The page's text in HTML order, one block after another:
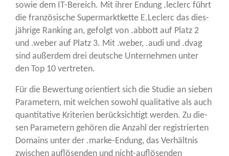
sowie dem IT-Bereich. Mit ihrer Endung .leclerc führt
die fran­zö­si­sche Super­markt­ket­te E.Leclerc das dies­
jäh­ri­ge Ran­king an, gefolgt von .abbott auf Platz 2
und .weber auf Platz 3. Mit .weber, .audi und .dvag
sind außer­dem drei deut­sche Unter­neh­men unter
den Top 10 vertreten.
Für die Bewer­tung ori­en­tiert sich die Stu­die an sie­ben
Para­me­tern, mit wel­chen sowohl qua­li­ta­ti­ve als auch
quan­ti­ta­ti­ve Kri­te­ri­en berück­sich­tigt wer­den. Zu die­
sen Para­me­tern gehö­ren die Anzahl der regis­trier­ten
Domains unter der .mar­ke-Endung, das Ver­hält­nis
zwi­schen auf­lö­sen­den und nicht-auf­lö­sen­den